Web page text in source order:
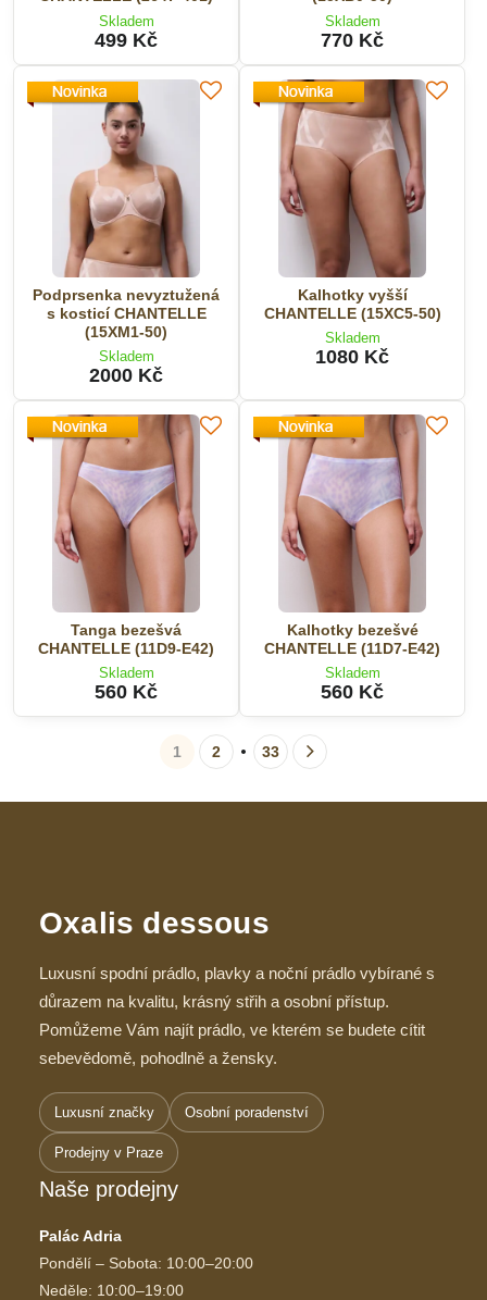
Skladem
499 Kč
Skladem
770 Kč
Podprsenka nevyztužená
s kosticí CHANTELLE
(15XM1-50)
Skladem
2000 Kč
Kalhotky vyšší
CHANTELLE (15XC5-50)
Skladem
1080 Kč
Tanga bezešvá
CHANTELLE (11D9-E42)
Skladem
560 Kč
Kalhotky bezešvé
CHANTELLE (11D7-E42)
Skladem
560 Kč
1 2 33
Oxalis dessous
Luxusní spodní prádlo, plavky a noční prádlo vybírané s
důrazem na kvalitu, krásný střih a osobní přístup.
Pomůžeme Vám najít prádlo, ve kterém se budete cítit
sebevědomě, pohodlně a žensky.
Luxusní značky Osobní poradenství
Prodejny v Praze
Naše prodejny
Palác Adria
Pondělí – Sobota: 10:00–20:00
Neděle: 10:00–19:00